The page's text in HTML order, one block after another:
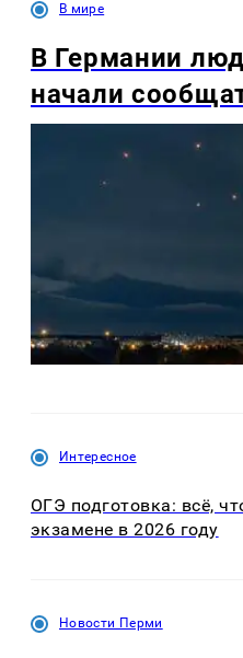
В мире
В Германии
начали
Интересное
ОГЭ подготовка: всё,
экзамене в 2026 году
Новости Перми